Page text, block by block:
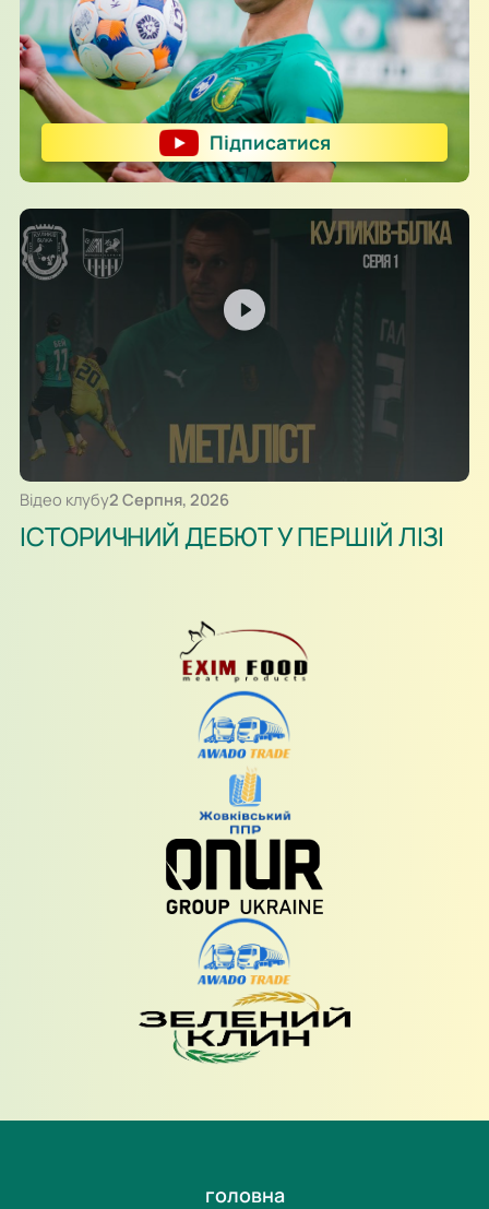
Підписатися
Відео клубу2 Серпня, 2026
ІСТОРИЧНИЙ ДЕБЮТ У ПЕРШІЙ ЛІЗІ
головна